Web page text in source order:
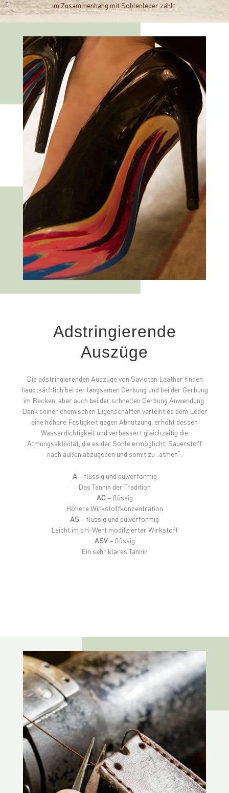
im Zusammenhang mit Sohlenleder zählt.
Adstringierende
Auszüge
Die adstringierenden Auszüge von Saviotan Leather finden
hauptsächlich bei der langsamen Gerbung und bei der Gerbung
im Becken, aber auch bei der schnellen Gerbung Anwendung.
Dank seiner chemischen Eigenschaften verleiht es dem Leder
eine höhere Festigkeit gegen Abnutzung, erhöht dessen
Wasserdichtigkeit und verbessert gleichzeitig die
Atmungsaktivität, die es der Sohle ermöglicht, Sauerstoff
nach außen abzugeben und somit zu „atmen“.
A– flüssig und pulverförmig
Das Tannin der Tradition
AC– flüssig
Höhere Wirkstoffkonzentration
AS– flüssig und pulverförmig
Leicht im pH-Wert modifzierter Wirkstoff
ASV– flüssig
Ein sehr klares Tannin